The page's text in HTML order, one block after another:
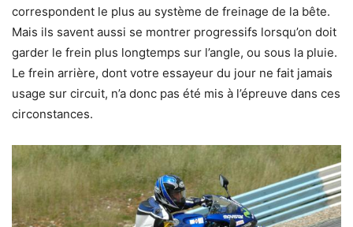
correspondent le plus au système de freinage de la bête.
Mais ils savent aussi se montrer progressifs lorsqu’on doit
garder le frein plus longtemps sur l’angle, ou sous la pluie.
Le frein arrière, dont votre essayeur du jour ne fait jamais
usage sur circuit, n’a donc pas été mis à l’épreuve dans ces
circonstances.